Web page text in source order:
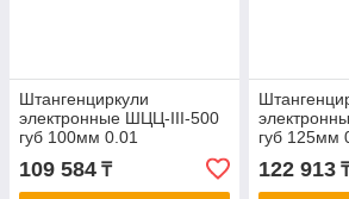
Штангенциркули
электронные ШЦЦ-III-500
губ 100мм 0.01
109 584 ₸
губ 125мм
122 913